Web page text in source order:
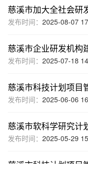
慈溪市加大全社会研
发布时间： 2025-08-07
慈溪市企业研发机构
发布时间： 2025-07-18
慈溪市科技计划项目
发布时间： 2025-06-06
慈溪市软科学研究计
发布时间： 2025-05-29
慈溪市科技计划项目